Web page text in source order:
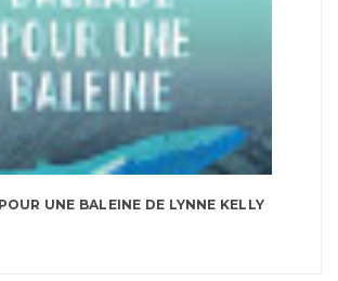
UNE BALEINE DE LYNNE KELLY